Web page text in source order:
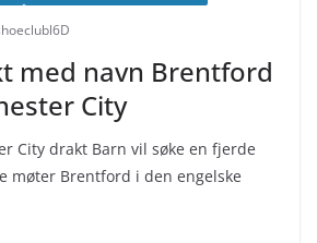
med navn Brentford
City
City drakt Barn vil søke en fjerde
møter Brentford i den engelske